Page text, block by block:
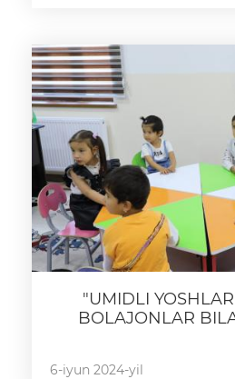
"UMIDLI
BOLAJONLAR
6-iyun 2024-yil